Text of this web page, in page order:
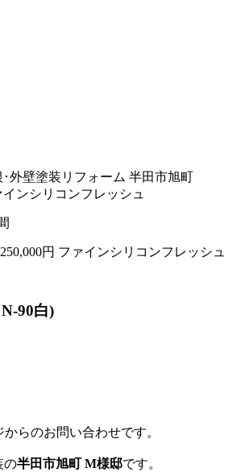
･外壁塗装リフォーム 半田市旭町
インシリコンフレッシュ
円 ファインシリコンフレッシュ
90白)
らのお問い合わせです。
の半田市旭町 M様邸です。